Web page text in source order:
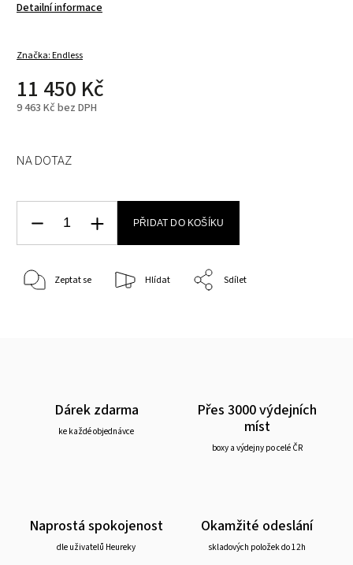
Detailní informace
Značka:Endless
11 450 Kč
9 463 Kč bez DPH
NA DOTAZ
PŘIDAT DO KOŠÍKU
Zeptat se Hlídat Sdílet
Dárek zdarma
ke každé objednávce
Přes 3000 výdejních
míst
boxy a výdejny po celé ČR
Naprostá spokojenost
dle uživatelů Heureky
Okamžité odeslání
skladových položek do 12h